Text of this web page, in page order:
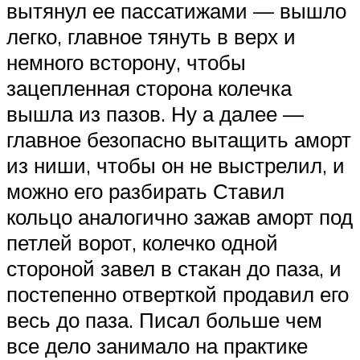
вытянул ее пассатижами — вышло
легко, главное тянуть в верх и
немного всторону, чтобы
зацепленная сторона колечка
вышла из пазов. Ну а далее —
главное безопасно вытащить аморт
из ниши, чтобы он не выстрелил, и
можно его разбирать Ставил
кольцо аналогично зажав аморт под
петлей ворот, колечко одной
стороной завел в стакан до паза, и
постепенно отверткой продавил его
весь до паза. Писал больше чем
все дело занимало на практике